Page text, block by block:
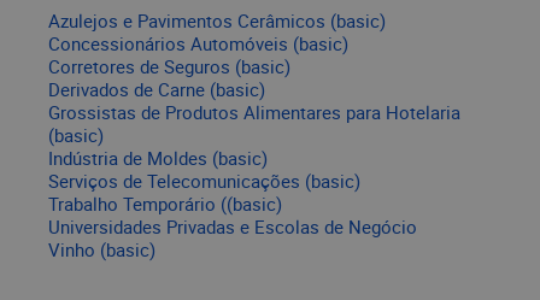
Azulejos e Pavimentos Cerâmicos (basic)
Concessionários Automóveis (basic)
Corretores de Seguros (basic)
Derivados de Carne (basic)
Grossistas de Produtos Alimentares para Hotelaria
(basic)
Indústria de Moldes (basic)
Serviços de Telecomunicações (basic)
Trabalho Temporário ((basic)
Universidades Privadas e Escolas de Negócio
Vinho (basic)